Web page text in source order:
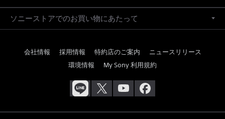
ソニーストアでのお買い物にあたって
会社情報 採用情報 特約店のご案内
ニュースリリース
環境情報
My Sony 利用規約